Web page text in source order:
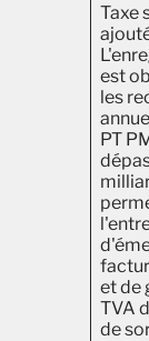
Taxe
est
les
PT
et de
TVA
de